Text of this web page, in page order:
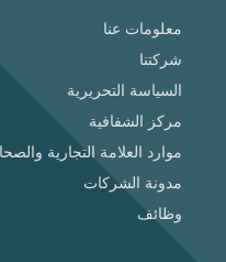
معلومات عنا
شركتنا
السياسة التحريرية
مركز الشفافية
موارد العلامة التجارية
مدونة الشركات
وظائف